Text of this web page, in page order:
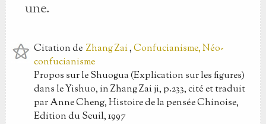
une.
Citationde Zhang Zai,Confucianisme, Néo-
confucianisme
Propos sur le Shuogua (Explication sur les figures)
dans le Yishuo, in Zhang Zai ji, p.233, cité et traduit
par Anne Cheng, Histoire de la pensée Chinoise,
Edition du Seuil, 1997